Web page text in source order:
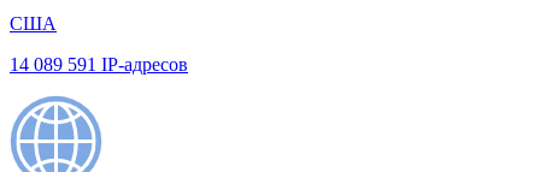
США
14 089 591 IP-адресов